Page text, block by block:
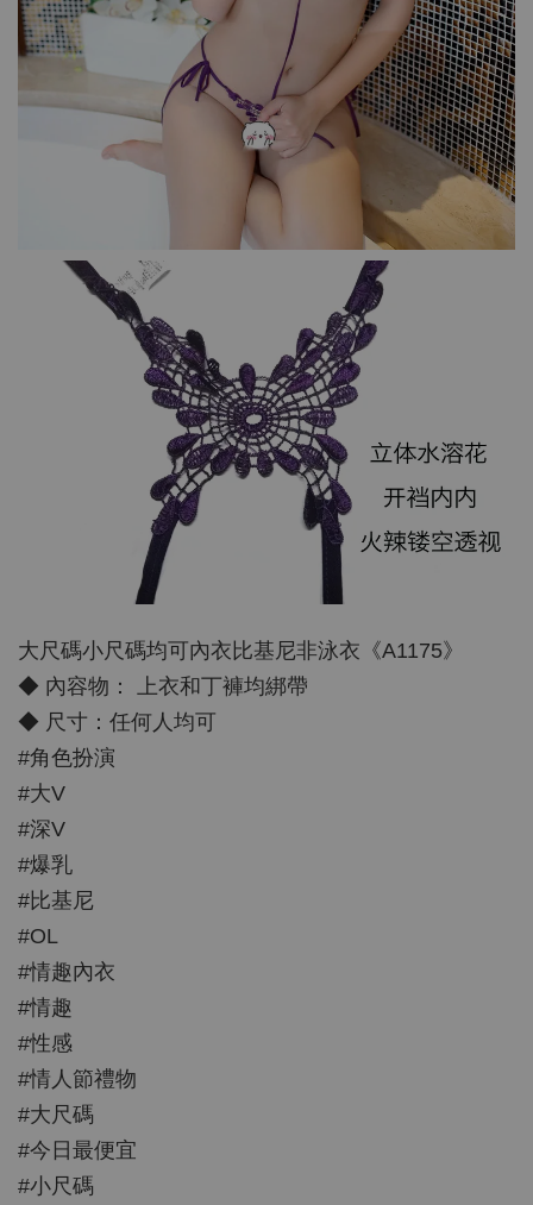
大尺碼小尺碼均可內衣比基尼非泳衣《A1175》
◆ 內容物： 上衣和丁褲均綁帶
◆ 尺寸：任何人均可
#角色扮演
#大V
#深V
#爆乳
#比基尼
#OL
#情趣內衣
#情趣
#性感
#情人節禮物
#大尺碼
#今日最便宜
#小尺碼